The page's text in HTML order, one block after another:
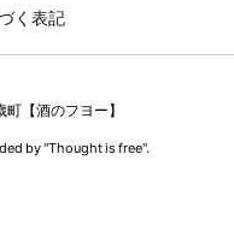
く表記
【酒のフヨー】
by "Thought is free".